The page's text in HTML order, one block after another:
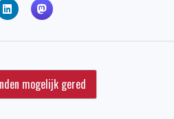
mogelijk gered